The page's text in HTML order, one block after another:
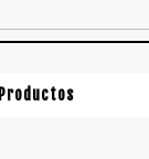
Productos